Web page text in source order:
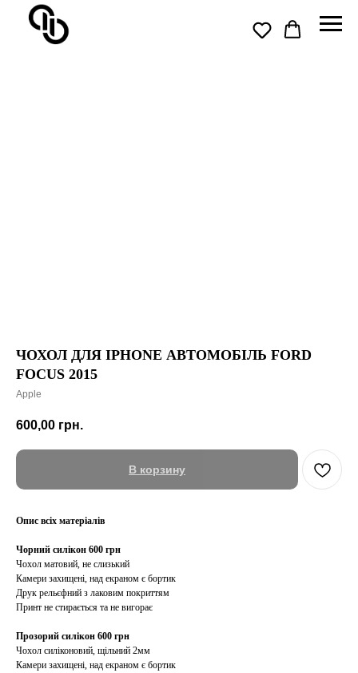
ЧОХОЛ ДЛЯ IPHONE АВТОМОБІЛЬ FORD
FOCUS 2015
Apple
600,00 грн.
В корзину
Опис всіх матеріалів
Чорний силікон 600 грн
Чохол матовий, не слизький
Камери захищені, над екраном є бортик
Друк рельєфний з лаковим покриттям
Принт не стирається та не вигорає
Прозорий силікон 600 грн
Чохол силіконовий, щільний 2мм
Камери захищені, над екраном є бортик